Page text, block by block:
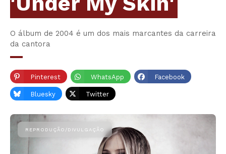
O álbum de 2004 é um dos mais marcantes da carreira
da cantora
Pinterest WhatsApp Facebook
Bluesky Twitter